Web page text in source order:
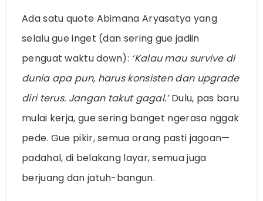
Ada satu quote Abimana Aryasatya yang
selalu gue inget (dan sering gue jadiin
penguat waktu down): ‘Kalau mau survive di
dunia apa pun, harus konsisten dan upgrade
diri terus. Jangan takut gagal.’Dulu, pas baru
mulai kerja, gue sering banget ngerasa nggak
pede. Gue pikir, semua orang pasti jagoan—
padahal, di belakang layar, semua juga
berjuang dan jatuh-bangun.